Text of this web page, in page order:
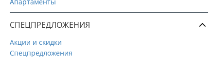
СПЕЦПРЕДЛОЖЕНИЯ
Акции и скидки
Спецпредложения